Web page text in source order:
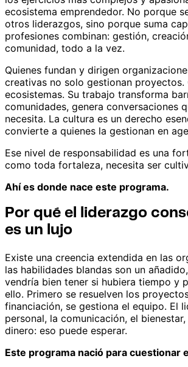
ecosistema emprendedor. No porque
otros liderazgos, sino porque suma
profesiones combinan: gestión,
comunidad, todo a la vez.
Quienes fundan y dirigen
creativas no solo gestionan proyectos.
ecosistemas. Su trabajo transforma
comunidades, genera conversaciones
necesita. La cultura es un derecho
convierte a quienes la gestionan en
Ese nivel de responsabilidad es una
como toda fortaleza, necesita ser
Ahí es donde nace este programa.
Por qué el liderazgo
es un lujo
Existe una creencia extendida en las
las habilidades blandas son un
vendría bien tener si hubiera tiempo y
ello. Primero se resuelven los
financiación, se gestiona el equipo. El
personal, la comunicación, el
dinero: eso puede esperar.
Este programa nació para cuestionar